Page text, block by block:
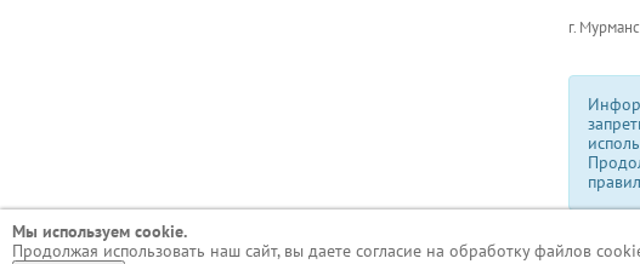
г.
Мы используем сookie.
Продолжая использовать наш сайт, вы даете согласие на обработку файлов